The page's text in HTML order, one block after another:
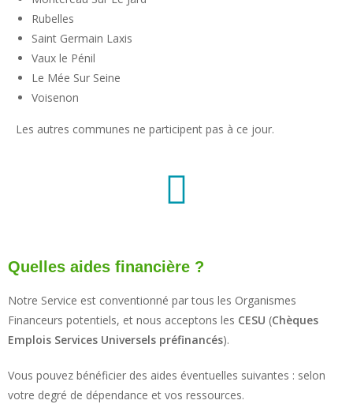
Rubelles
Saint Germain Laxis
Vaux le Pénil
Le Mée Sur Seine
Voisenon
Les autres communes ne participent pas à ce jour.
Quelles aides financière ?
Notre Service est conventionné par tous les Organismes
Financeurs potentiels, et nous acceptons les CESU (Chèques
Emplois Services Universels préfinancés).
Vous pouvez bénéficier des aides éventuelles suivantes : selon
votre degré de dépendance et vos ressources.